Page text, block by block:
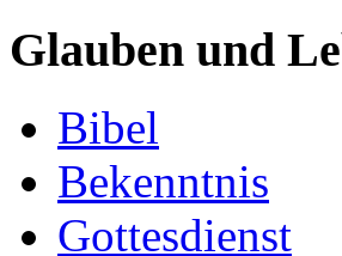
Glauben und
Bibel
Bekenntnis
Gottesdienst